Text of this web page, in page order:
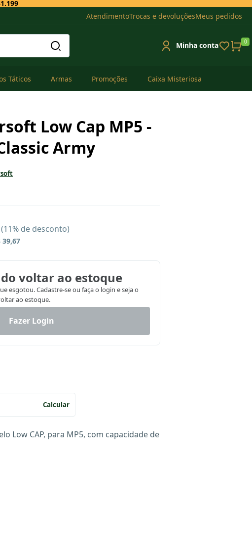
AtendimentoTrocas e devoluçõesMeus pedidos
Minha conta 0
Táticos Armas Promoções Caixa Misteriosa
Low Cap MP5 -
Army
de desconto)
39,67
voltar ao estoque
esgotou. Cadastre-se ou faça o login e seja o
ao estoque.
Fazer Login
Calcular
Low CAP, para MP5, com capacidade de